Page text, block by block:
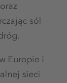
sól
Europie i
sieci